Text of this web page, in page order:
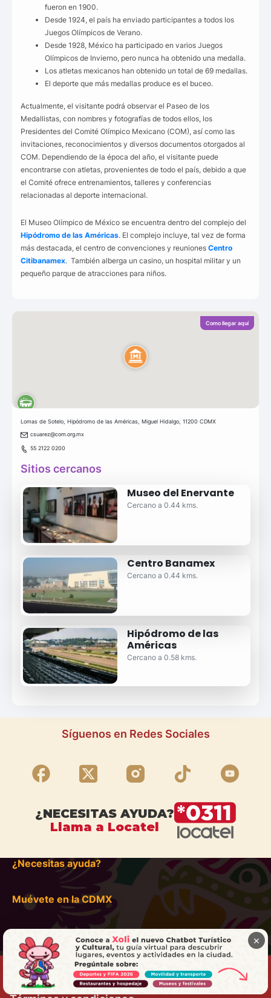
fueron en 1900.
Desde 1924, el país ha enviado participantes a todos los
Juegos Olímpicos de Verano.
Desde 1928, México ha participado en varios Juegos
Olímpicos de Invierno, pero nunca ha obtenido una medalla.
Los atletas mexicanos han obtenido un total de 69 medallas.
El deporte que más medallas produce es el buceo.
Actualmente, el visitante podrá observar el Paseo de los
Medallistas, con nombres y fotografías de todos ellos, los
Presidentes del Comité Olímpico Mexicano (COM), así como las
invitaciones, reconocimientos y diversos documentos otorgados al
COM. Dependiendo de la época del año, el visitante puede
encontrarse con atletas, provenientes de todo el país, debido a que
el Comité ofrece entrenamientos, talleres y conferencias
relacionadas al deporte internacional.
El Museo Olímpico de México se encuentra dentro del complejo del
Hipódromo de las Américas. El complejo incluye, tal vez de forma
más destacada, el centro de convenciones y reuniones Centro
Citibanamex. También alberga un casino, un hospital militar y un
pequeño parque de atracciones para niños.
Como llegar aquí
Lomas de Sotelo, Hipódromo de las Américas, Miguel Hidalgo, 11200 CDMX
csuarez@com.org.mx
55 2122 0200
Sitios cercanos
Museo del Enervante
Cercano a 0.44 kms.
Centro Banamex
Cercano a 0.44 kms.
Hipódromo de las
Américas
Cercano a 0.58 kms.
Síguenos en Redes Sociales
¿NECESITAS AYUDA?
Llama a Locatel
¿Necesitas ayuda?
Muévete en la CDMX
×